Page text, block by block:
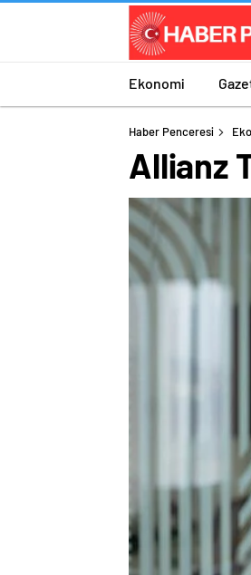
Ekonomi
Haber Penceresi
Allianz